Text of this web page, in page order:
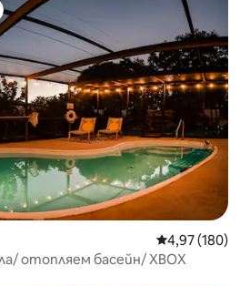
Средна
4,97 (180)
отопляем басейн/ XBOX